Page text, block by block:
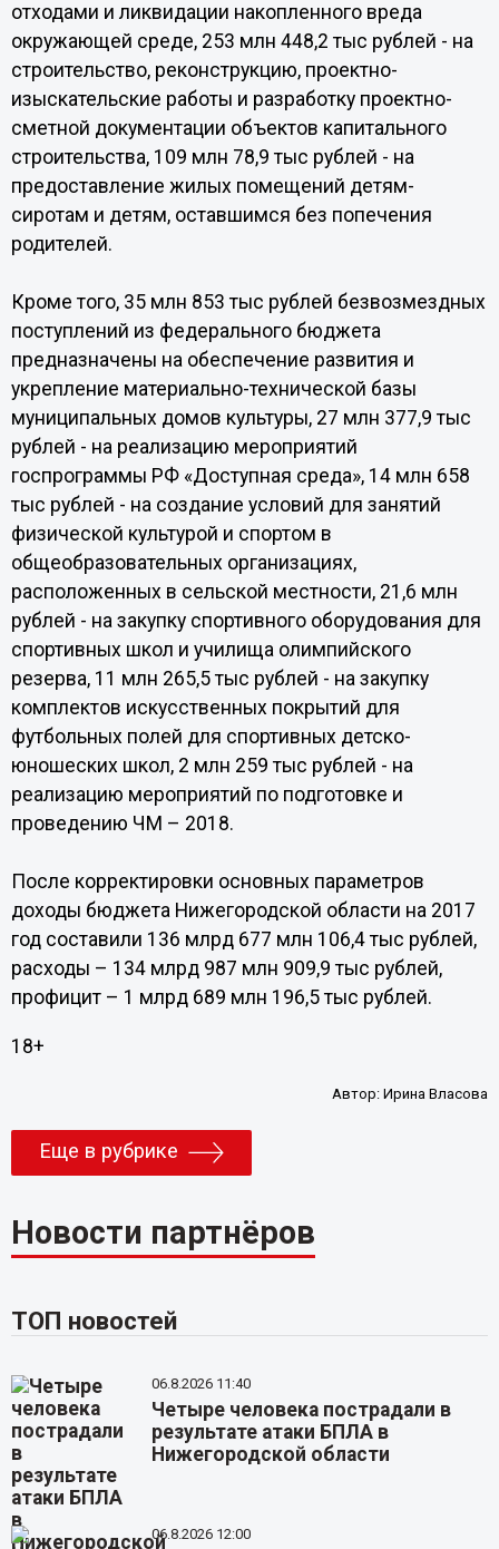
отходами и ликвидации накопленного вреда
окружающей среде, 253 млн 448,2 тыс рублей - на
строительство, реконструкцию, проектно-
изыскательские работы и разработку проектно-
сметной документации объектов капитального
строительства, 109 млн 78,9 тыс рублей - на
предоставление жилых помещений детям-
сиротам и детям, оставшимся без попечения
родителей.
Кроме того, 35 млн 853 тыс рублей безвозмездных
поступлений из федерального бюджета
предназначены на обеспечение развития и
укрепление материально-технической базы
муниципальных домов культуры, 27 млн 377,9 тыс
рублей - на реализацию мероприятий
госпрограммы РФ «Доступная среда», 14 млн 658
тыс рублей - на создание условий для занятий
физической культурой и спортом в
общеобразовательных организациях,
расположенных в сельской местности, 21,6 млн
рублей - на закупку спортивного оборудования для
спортивных школ и училища олимпийского
резерва, 11 млн 265,5 тыс рублей - на закупку
комплектов искусственных покрытий для
футбольных полей для спортивных детско-
юношеских школ, 2 млн 259 тыс рублей - на
реализацию мероприятий по подготовке и
проведению ЧМ – 2018.
После корректировки основных параметров
доходы бюджета Нижегородской области на 2017
год составили 136 млрд 677 млн 106,4 тыс рублей,
расходы – 134 млрд 987 млн 909,9 тыс рублей,
профицит – 1 млрд 689 млн 196,5 тыс рублей.
18+
Автор:Ирина Власова
Еще в рубрике
Новости партнёров
ТОП новостей
06.8.2026 11:40
Четыре человека пострадали в
результате атаки БПЛА в
Нижегородской области
06.8.2026 12:00